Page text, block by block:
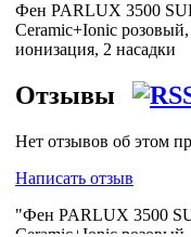
Фен PARLUX 3500
Ceramic+Ionic
ионизация, 2 насадки
Отзывы
Нет отзывов об этом
Написать отзыв
"Фен PARLUX 3500